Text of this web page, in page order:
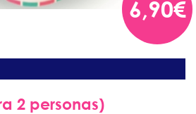
6,90€
2 personas)